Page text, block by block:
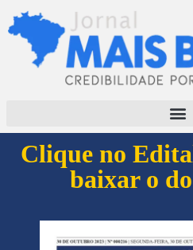
Clique no
baixar o